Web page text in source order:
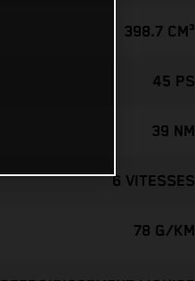
398.7 CM³
45 PS
39 NM
6 VITESSES
78 G/KM